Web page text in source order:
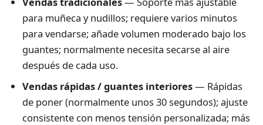
para muñeca y nudillos; requiere varios minutos
para vendarse; añade volumen moderado bajo los
guantes; normalmente necesita secarse al aire
después de cada uso.
Vendas rápidas / guantes interiores— Rápidas
de poner (normalmente unos 30 segundos); ajuste
consistente con menos tensión personalizada; más